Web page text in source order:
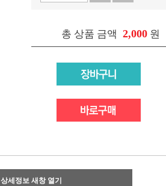
총 상품 금액 2,000 원
상세정보 새창 열기